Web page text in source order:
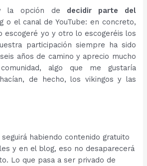
la opción de decidir parte del
o el canal de YouTube: en concreto,
escogeré yo y otro lo escogeréis los
participación siempre ha sido
años de camino y aprecio mucho
algo que me gustaría
de hecho, los vikingos y las
seguirá habiendo contenido gratuito
y en el blog, eso no desaparecerá
Lo que pasa a ser privado de